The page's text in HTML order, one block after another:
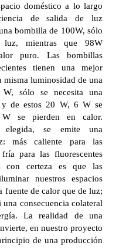
doméstico a lo largo
de salida de luz
bombilla de 100W, sólo
mientras que 98W
puro. Las bombillas
tienen una mejor
misma luminosidad de una
sólo se necesita una
y de estos 20 W, 6 W se
se pierden en calor.
elegida, se emite una
más caliente para las
para las fluorescentes
con certeza es que las
nuestros espacios
fuente de calor que de luz;
consecuencia colateral
La realidad de una
en nuestro proyecto
de una producción